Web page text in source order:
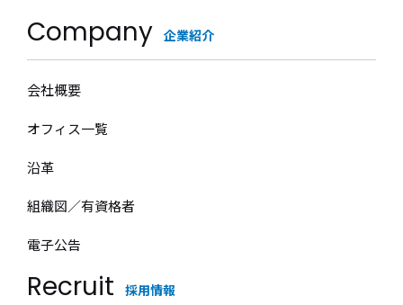
Company 企業紹介
会社概要
オフィス一覧
沿革
組織図／有資格者
電子公告
Recruit 採用情報